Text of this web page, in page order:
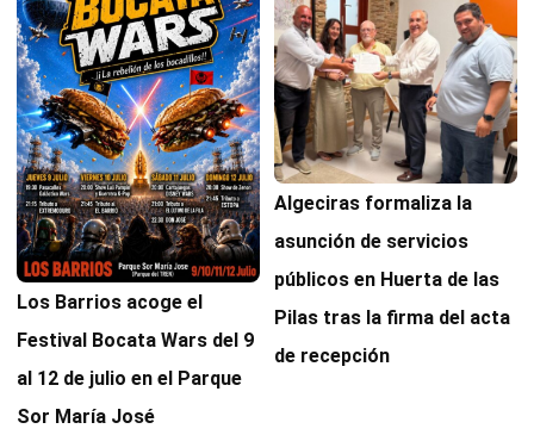
Los Barrios acoge el
Festival Bocata Wars del 9
al 12 de julio en el Parque
Sor María José
Algeciras formaliza la
asunción de servicios
públicos en Huerta de las
Pilas tras la firma del acta
de recepción